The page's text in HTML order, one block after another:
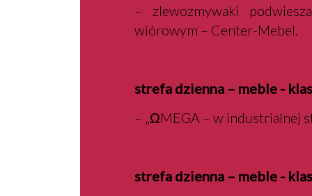
– zlewozmywaki
wiórowym – Center-Mebel.
strefa dzienna – meble -
– „ΩMEGA – w industrialnej
strefa dzienna – meble -